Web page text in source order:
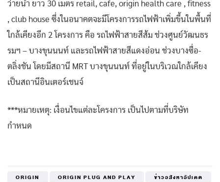
ว่ายน้ำ ยาว 30 เมตร retail, cafe, origin health care , fitness
, club house ซึ่งในอนาคตจะมีโครงการรถไฟฟ้าเพิ่มขึ้นในพื้นที่
ใกล้เคียงอีก 2 โครงการ คือ รถไฟฟ้าสายสีส้ม ช่วงศูนย์วัฒนธร
รมฯ – บางขุนนนท์ และรถไฟฟ้าสายสีแดงอ่อน ช่วงบางซื่อ-
ตลิ่งชัน โดยมีสถานี MRT บางขุนนนท์ ที่อยู่ในบริเวณใกล้เคียง
เป็นสถานีอินเตอร์เชนจ์
***หมายเหตุ: เงื่อนไขแต่ละโครงการ เป็นไปตามที่บริษัท
กำหนด
ORIGIN ORIGIN PLUG AND PLAY
ข่าวอสังหาอัปเดต